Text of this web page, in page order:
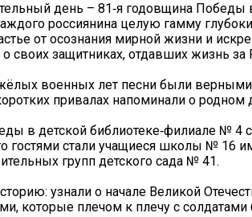
день – 81‑я годовщина Победы
россиянина целую гамму
от осознания мирной жизни и
своих защитниках, отдавших жизнь за
военных лет песни были
привалах напоминали о
в детской библиотеке‑филиале № 4
гостями стали учащиеся школы № 16
групп детского сада № 41.
узнали о начале Великой
которые плечом к плечу с